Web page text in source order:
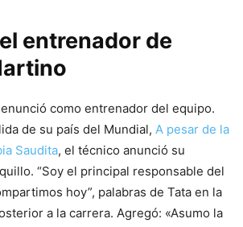
entrenador de
como entrenador del equipo.
de su país del Mundial, A pesar de la
Saudita, el técnico anunció su
“Soy el principal responsable del
hoy”, palabras de Tata en la
a la carrera. Agregó: «Asumo la